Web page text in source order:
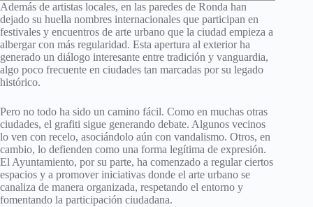
Además de artistas locales, en las paredes de Ronda han
dejado su huella nombres internacionales que participan en
festivales y encuentros de arte urbano que la ciudad empieza a
albergar con más regularidad. Esta apertura al exterior ha
generado un diálogo interesante entre tradición y vanguardia,
algo poco frecuente en ciudades tan marcadas por su legado
histórico.
Pero no todo ha sido un camino fácil. Como en muchas otras
ciudades, el grafiti sigue generando debate. Algunos vecinos
lo ven con recelo, asociándolo aún con vandalismo. Otros, en
cambio, lo defienden como una forma legítima de expresión.
El Ayuntamiento, por su parte, ha comenzado a regular ciertos
espacios y a promover iniciativas donde el arte urbano se
canaliza de manera organizada, respetando el entorno y
fomentando la participación ciudadana.